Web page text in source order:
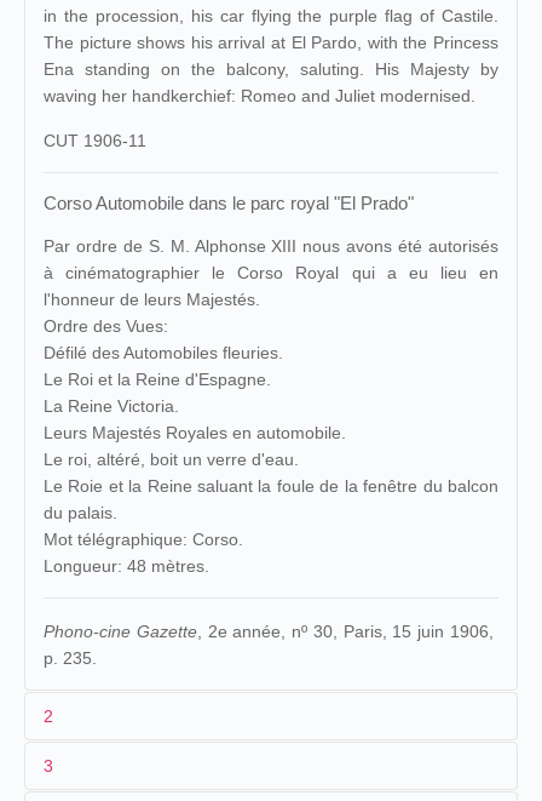
in the procession, his car flying the purple flag of Castile.
The picture shows his arrival at El Pardo, with the Princess
Ena standing on the balcony, saluting. His Majesty by
waving her handkerchief: Romeo and Juliet modernised.
CUT 1906-11
Corso Automobile dans le parc royal "El Prado"
Par ordre de S. M. Alphonse XIII nous avons été autorisés
à cinématographier le Corso Royal qui a eu lieu en
l'honneur de leurs Majestés.
Ordre des Vues:
Défilé des Automobiles fleuries.
Le Roi et la Reine d'Espagne.
La Reine Victoria.
Leurs Majestés Royales en automobile.
Le roi, altéré, boit un verre d'eau.
Le Roie et la Reine saluant la foule de la fenêtre du balcon
du palais.
Mot télégraphique: Corso.
Longueur: 48 mètres.
Phono-cine Gazette, 2e année, nº 30, Paris, 15 juin 1906,
p. 235.
2
1
3